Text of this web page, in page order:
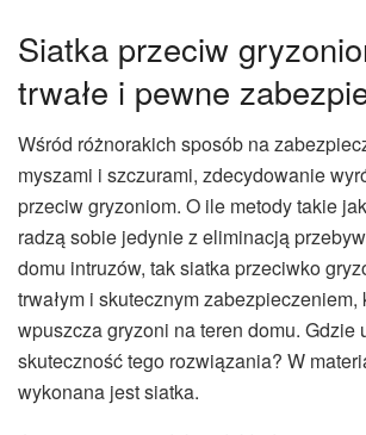
Siatka przeciw
trwałe i pewne
Wśród różnorakich sposób na
myszami i szczurami, zdecydowanie
przeciw gryzoniom. O ile metody takie
radzą sobie jedynie z eliminacją
domu intruzów, tak siatka przeciwko
trwałym i skutecznym zabezpieczeniem,
wpuszcza gryzoni na teren domu. Gdzie
skuteczność tego rozwiązania? W
wykonana jest siatka.